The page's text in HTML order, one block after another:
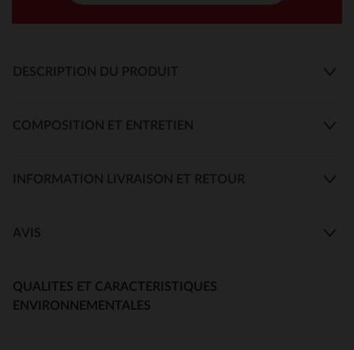
DESCRIPTION DU PRODUIT
COMPOSITION ET ENTRETIEN
INFORMATION LIVRAISON ET RETOUR
AVIS
QUALITES ET CARACTERISTIQUES
ENVIRONNEMENTALES